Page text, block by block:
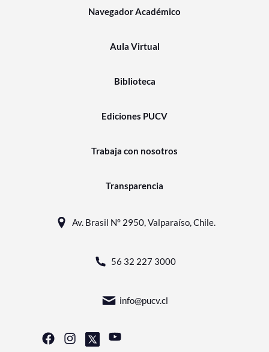
Navegador Académico
Aula Virtual
Biblioteca
Ediciones PUCV
Trabaja con nosotros
Transparencia
Av. Brasil N° 2950, Valparaíso, Chile.
56 32 227 3000
info@pucv.cl